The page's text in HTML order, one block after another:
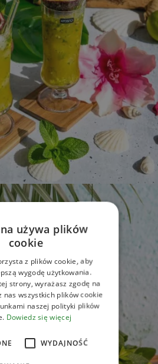
używa plików
cookie
z plików cookie, aby
wygodę użytkowania.
strony, wyrażasz zgodę na
nas wszystkich plików cookie
naszej polityki plików
Dowiedz się więcej
WYDAJNOŚĆ